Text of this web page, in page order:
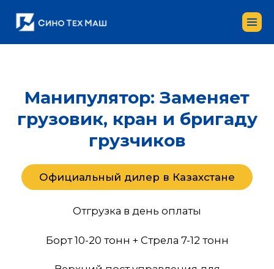
грузчиков
Официальный дилер в Казахстане
Отгрузка в день оплаты
Борт 10-20 тонн + Стрела 7-12 тонн
Верхний пост управления для